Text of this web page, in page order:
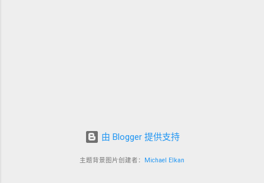
由 Blogger 提供支持
主题背景图片创建者： Michael Elkan